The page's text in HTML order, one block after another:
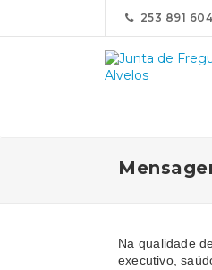
253 891 604
Na qualidade
executivo,